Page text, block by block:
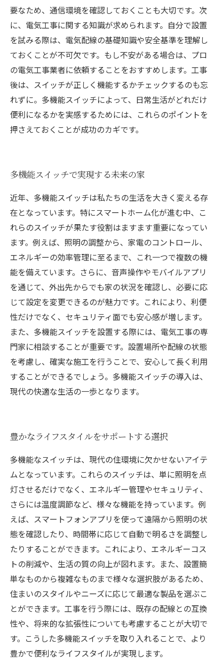
要なため、通信環境を確認しておくことも大切です。次
に、電気工事に関する知識が求められます。自分で設置
を試みる際は、電気配線の基礎知識や安全基準を理解し
ておくことが不可欠です。もし不安がある場合は、プロ
の電気工事業者に依頼することをおすすめします。工事
後は、スイッチが正しく機能するかチェックするのも忘
れずに。多機能スイッチによって、日常生活がどれだけ
便利になるかを実感するためには、これらのポイントを
押さえておくことが成功のカギです。
多機能スイッチで実現する未来の家
近年、多機能スイッチは私たちの生活を大きく変える存
在となっています。特にスマートホーム化が進む中、こ
れらのスイッチが果たす役割はますます重要になってい
ます。例えば、照明の調整から、家電のコントロール、
エネルギーの効率管理に至るまで、これ一つで複数の機
能を備えています。さらに、音声操作やモバイルアプリ
を通じて、外出先からでも家の状況を確認し、必要に応
じて設定を変更できるのが魅力です。これにより、利便
性だけでなく、セキュリティ面でも安心感が増します。
また、多機能スイッチを設置する際には、電気工事の専
門家に相談することが重要です。設置場所や配線の状態
を考慮し、確実な施工を行うことで、安心して長く利用
することができるでしょう。多機能スイッチの導入は、
現代の快適な生活の一歩となります。
豊かなライフスタイルをサポートする選択
多機能なスイッチは、現代の住環境に欠かせないアイテ
ムとなっています。これらのスイッチは、単に照明を点
灯させるだけでなく、エネルギー管理やセキュリティ、
さらには温度調節など、様々な機能を持っています。例
えば、スマートフォンアプリを使って遠隔から照明の状
態を確認したり、時間帯に応じて自動で明るさを調整し
たりすることができます。これにより、エネルギーコス
トの削減や、生活の質の向上が図れます。また、設置簡
単なものから複雑なものまで様々な選択肢があるため、
住まいのスタイルやニーズに応じて最適な製品を選ぶこ
とができます。工事を行う際には、既存の配線との互換
性や、将来的な拡張性についても考慮することが大切で
す。こうした多機能スイッチを取り入れることで、より
豊かで便利なライフスタイルが実現します。